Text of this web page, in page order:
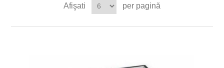
Afişati per pagină